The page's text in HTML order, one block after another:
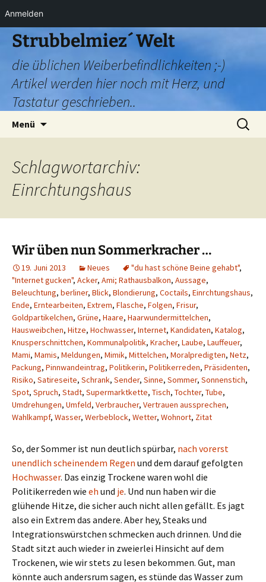
Anmelden
Zum
Inhalt
springen
Strubbelmiez´ Welt
die üblichen Weiberbefindlichkeiten ;-)
Artikel werden hier noch mit Herz, und
Tastatur geschrieben..
Menü
Suchen
nach:
Schlagwortarchiv:
Einrchtungshaus
Wir üben nun Sommerkracher …
19. Juni 2013 Neues "du hast schöne Beine gehabt",
"Internet gucken", Acker, Ami; Rathausbalkon, Aussage,
Beleuchtung, berliner, Blick, Blondierung, Coctails, Einrchtungshaus,
Ende, Erntearbeiten, Extrem, Flasche, Folgen, Frisur,
Goldpartikelchen, Grüne, Haare, Haarwundermittelchen,
Hausweibchen, Hitze, Hochwasser, Internet, Kandidaten, Katalog,
Knusperschnittchen, Kommunalpolitik, Kracher, Laube, Lauffeuer,
Mami, Mamis, Meldungen, Mimik, Mittelchen, Moralpredigten, Netz,
Packung, Pinnwandeintrag, Politikerin, Politikerreden, Präsidenten,
Risiko, Satireseite, Schrank, Sender, Sinne, Sommer, Sonnenstich,
Spot, Spruch, Stadt, Supermarktkette, Tisch, Tochter, Tube,
Umdrehungen, Umfeld, Verbraucher, Vertrauen aussprechen,
Wahlkampf, Wasser, Werbeblock, Wetter, Wohnort, Zitat
So, der Sommer ist nun deutlich spürbar, nach vorerst
unendlich scheinendem Regen und dem darauf gefolgten
Hochwasser. Das einzig Trockene waren wohl die
Politikerreden wie eh und je. Und nun haben wir die
glühende Hitze, die sicher auch nicht allen gefällt. Es jagt
also ein Extrem das andere. Aber hey, Steaks und
Integrationswürstchen schmecken auch drinnen. Und die
Stadt sitzt auch wieder in zweierlei Hinsicht auf dem
Trockenen, wie wir stets zu lesen bekommen. Gut, man
könnte auch andersrum sagen, es stünde das Wasser zum